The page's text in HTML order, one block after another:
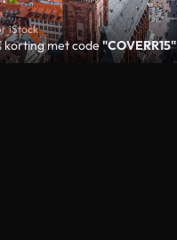
iStock
korting met code"COVERR15"